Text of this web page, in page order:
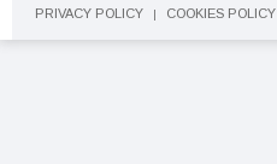
PRIVACY POLICY COOKIES POLICY